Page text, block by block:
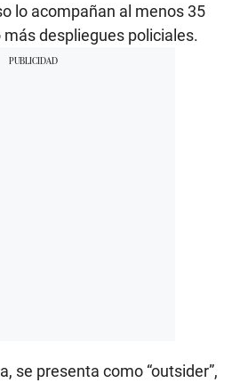
lo acompañan al menos 35
despliegues policiales.
se presenta como “outsider”,